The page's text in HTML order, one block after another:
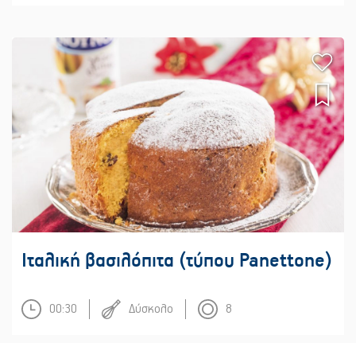
Ιταλική βασιλόπιτα (τύπου Panettone)
00:30 Δύσκολο 8